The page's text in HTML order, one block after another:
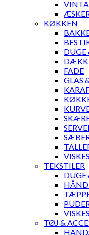
KØKKEN
DUGE
FADE
GLAS
TEKSTILER
DUGE
TØJ &